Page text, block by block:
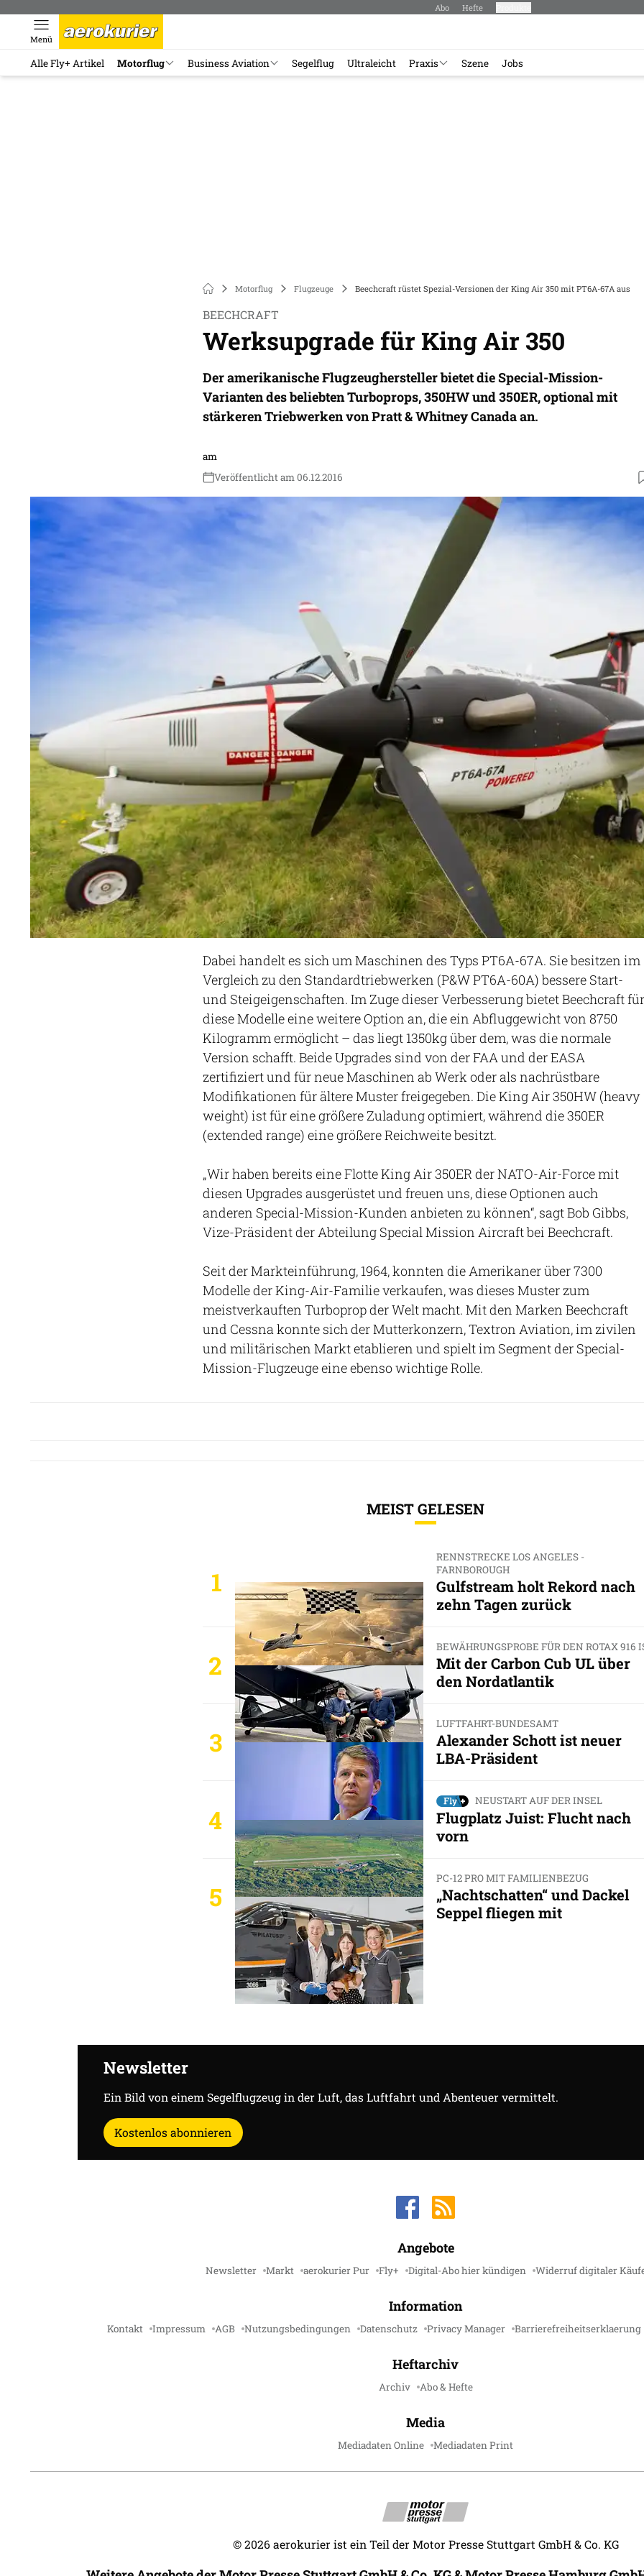
Abo Hefte
Menü
Alle Fly+ Artikel Motorflug Business Aviation Segelflug Ultraleicht Praxis Szene Jobs
Motorflug Flugzeuge Beechcraft rüstet Spezial-Versionen der King Air 350 mit PT6A-67A aus
BEECHCRAFT
Werksupgrade für King Air 350
Der amerikanische Flugzeughersteller bietet die Special-Mission-
Varianten des beliebten Turboprops, 350HW und 350ER, optional mit
stärkeren Triebwerken von Pratt & Whitney Canada an.
am
Veröffentlicht am 06.12.2016
Dabei handelt es sich um Maschinen des Typs PT6A-67A. Sie besitzen im
Vergleich zu den Standardtriebwerken (P&W PT6A-60A) bessere Start-
und Steigeigenschaften. Im Zuge dieser Verbesserung bietet Beechcraft für
diese Modelle eine weitere Option an, die ein Abfluggewicht von 8750
Kilogramm ermöglicht – das liegt 1350kg über dem, was die normale
Version schafft. Beide Upgrades sind von der FAA und der EASA
zertifiziert und für neue Maschinen ab Werk oder als nachrüstbare
Modifikationen für ältere Muster freigegeben. Die King Air 350HW (heavy
weight) ist für eine größere Zuladung optimiert, während die 350ER
(extended range) eine größere Reichweite besitzt.
„Wir haben bereits eine Flotte King Air 350ER der NATO-Air-Force mit
diesen Upgrades ausgerüstet und freuen uns, diese Optionen auch
anderen Special-Mission-Kunden anbieten zu können“, sagt Bob Gibbs,
Vize-Präsident der Abteilung Special Mission Aircraft bei Beechcraft.
Seit der Markteinführung, 1964, konnten die Amerikaner über 7300
Modelle der King-Air-Familie verkaufen, was dieses Muster zum
meistverkauften Turboprop der Welt macht. Mit den Marken Beechcraft
und Cessna konnte sich der Mutterkonzern, Textron Aviation, im zivilen
und militärischen Markt etablieren und spielt im Segment der Special-
Mission-Flugzeuge eine ebenso wichtige Rolle.
MEIST GELESEN
1
RENNSTRECKE LOS ANGELES -
FARNBOROUGH
Gulfstream holt Rekord nach
zehn Tagen zurück
2
BEWÄHRUNGSPROBE FÜR DEN ROTAX 916
Mit der Carbon Cub UL über
den Nordatlantik
3
LUFTFAHRT-BUNDESAMT
Alexander Schott ist neuer
LBA-Präsident
4
NEUSTART AUF DER INSEL
Flugplatz Juist: Flucht nach
vorn
5
PC-12 PRO MIT FAMILIENBEZUG
„Nachtschatten“ und Dackel
Seppel fliegen mit
Newsletter
Ein Bild von einem Segelflugzeug in der Luft, das Luftfahrt und Abenteuer vermittelt.
Kostenlos abonnieren
Angebote
Newsletter Markt aerokurier Pur Fly+ Digital-Abo hier kündigen Widerruf digitaler
Information
Kontakt Impressum AGB Nutzungsbedingungen Datenschutz Privacy Manager Barrierefreiheitserklaerung
Heftarchiv
Archiv Abo & Hefte
Media
Mediadaten Online Mediadaten Print
©2026 aerokurier ist ein Teil der Motor Presse Stuttgart GmbH & Co. KG